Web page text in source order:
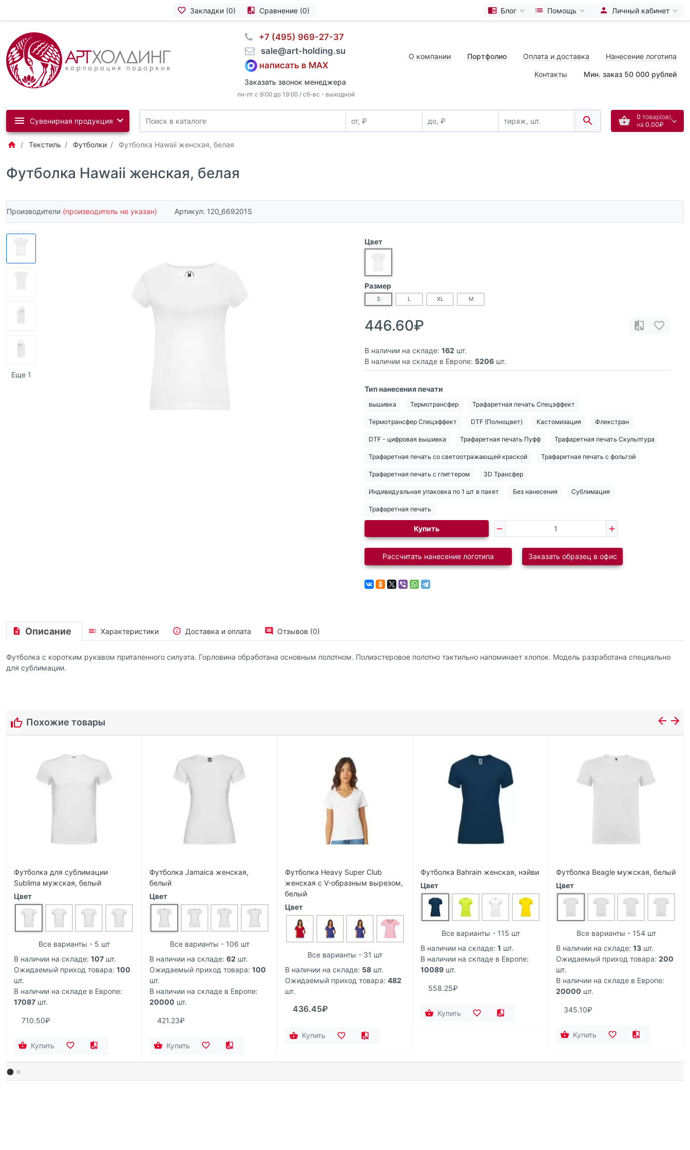
Закладки (0) Сравнение (0) Блог Помощь Личный кабинет
⠀+7 (495) 969-27-37
⠀sale@art-holding.su
написать в MAX
Заказать звонок менеджера
пн-пт с 9:00 до 19:00 / сб-вс - выходной
О компании Портфолио Оплата и доставка Нанесение логотипа
Контакты Мин. заказ 50 000 рублей
0 товар(ов),
на 0.00₽
Сувенирная продукция
Текстиль Футболки Футболка Hawaii женская, белая
Футболка Hawaii женская, белая
Производители (производитель не указан) Артикул: 120_669201S
Еще 1
Цвет
Размер
S L XL M
446.60₽
В наличии на складе: 162 шт.
В наличии на складе в Европе: 5206 шт.
Тип нанесения печати
вышивка Термотрансфер Трафаретная печать Спецэффект
Термотрансфер Спецэффект DTF (Полноцвет) Кастомизация Флекстран
DTF - цифровая вышивка Трафаретная печать Пуфф Трафаретная печать Скульптура
Трафаретная печать со светоотражающей краской Трафаретная печать с фольгой
Трафаретная печать с глиттером 3D Трансфер
Индивидуальная упаковка по 1 шт в пакет Без нанесения Сублимация
Трафаретная печать
Купить
Рассчитать нанесение логотипа Заказать образец в офис
Описание Характеристики Доставка и оплата Отзывов (0)
Футболка с коротким рукавом приталенного силуэта. Горловина обработана основным полотном. Полиэстеровое полотно тактильно напоминает хлопок. Модель разработана специально
для сублимации.
Похожие товары
Футболка для сублимации
Sublima мужская, белый
Цвет
Все варианты - 5 шт
В наличии на складе: 107 шт.
Ожидаемый приход товара: 100
шт.
В наличии на складе в Европе:
17087 шт.
710.50₽
Купить
Футболка Jamaica женская,
белый
Цвет
Все варианты - 106 шт
В наличии на складе: 62 шт.
Ожидаемый приход товара: 100
шт.
В наличии на складе в Европе:
20000 шт.
421.23₽
Купить
Футболка Heavy Super Club
женская с V-образным вырезом,
белый
Цвет
Все варианты - 31 шт
В наличии на складе: 58 шт.
Ожидаемый приход товара: 482
шт.
436.45₽
Купить
Футболка Bahrain женская, нэйви
Цвет
Все варианты - 115 шт
В наличии на складе: 1 шт.
В наличии на складе в Европе:
10089 шт.
558.25₽
Купить
Футболка Beagle мужская, белый
Цвет
Все варианты - 154 шт
В наличии на складе: 13 шт.
Ожидаемый приход товара: 200
шт.
В наличии на складе в Европе:
20000 шт.
345.10₽
Купить